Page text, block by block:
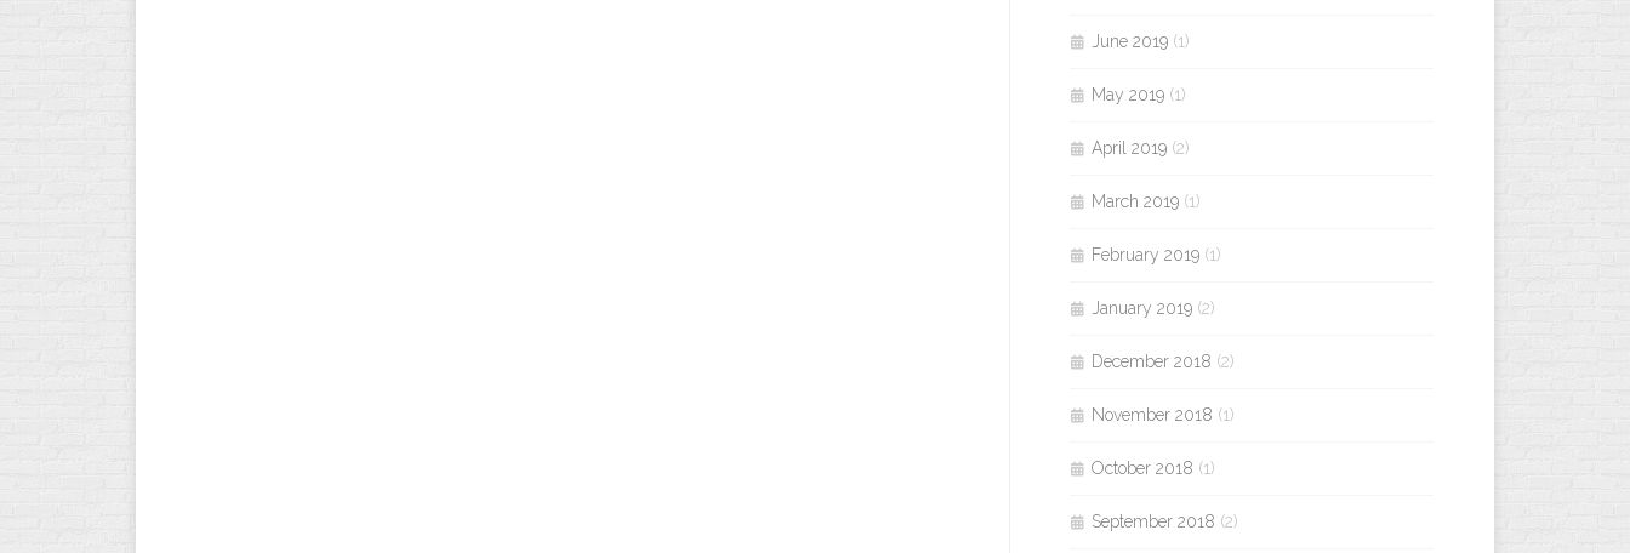
June 2019 (1)
May 2019 (1)
April 2019 (2)
March 2019 (1)
February 2019 (1)
January 2019 (2)
December 2018 (2)
November 2018 (1)
October 2018 (1)
September 2018 (2)